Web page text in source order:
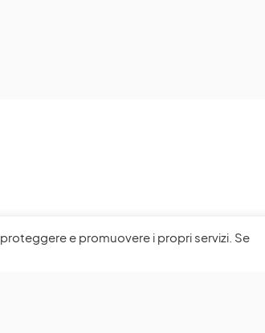
e promuovere i propri servizi. Se